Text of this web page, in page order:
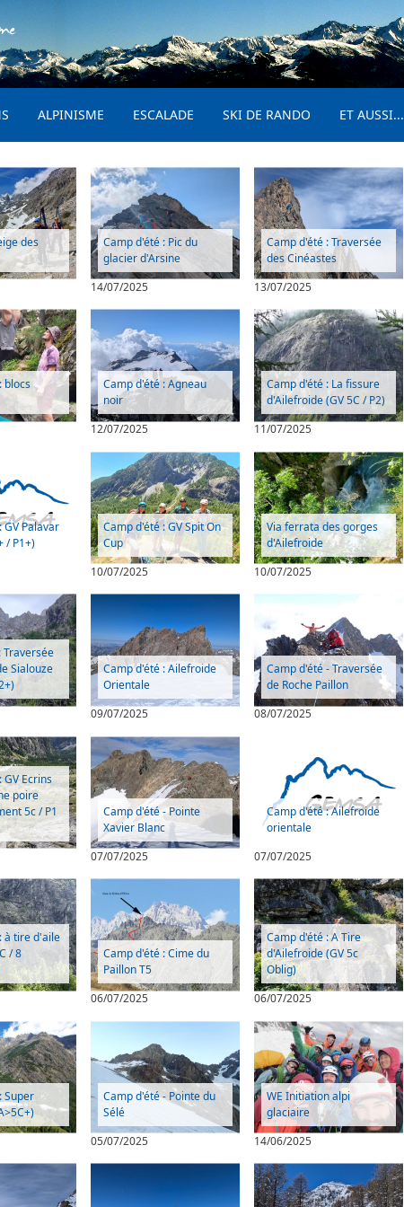
Aller au contenu principal
ALPINISME ESCALADE SKI DE RANDO ET AUSSI...
des
Camp d'été : Pic du
glacier d'Arsine
14/07/2025
Camp d'été : Traversée
des Cinéastes
13/07/2025
blocs
Camp d'été : Agneau
noir
12/07/2025
Camp d'été : La fissure
d'Ailefroide (GV 5C / P2)
11/07/2025
GV Palavar
/ P1+)
Camp d'été : GV Spit On
Cup
10/07/2025
Via ferrata des gorges
d'Ailefroide
10/07/2025
Traversée
Sialouze
Camp d'été : Ailefroide
Orientale
09/07/2025
Camp d'été - Traversée
de Roche Paillon
08/07/2025
GV Ecrins
poire
5c / P1
Camp d'été - Pointe
Xavier Blanc
07/07/2025
Camp d'été : Ailefroide
orientale
07/07/2025
à tire d'aile
/ 8
Camp d'été : Cime du
Paillon T5
06/07/2025
Camp d'été : A Tire
d'Ailefroide (GV 5c
Oblig)
06/07/2025
Super
Camp d'été - Pointe du
Sélé
05/07/2025
WE Initiation alpi
glaciaire
14/06/2025